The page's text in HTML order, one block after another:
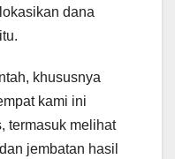
dana
khususnya
kami ini
termasuk melihat
jembatan hasil